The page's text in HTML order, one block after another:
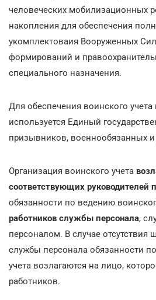
человеческих мобилизационных
накопления для обеспечения
укомплектоваия Вооруженных
формирований и
специального назначения.
Для обеспечения воинского
используется Единый
призывников, военнообязанных и
Организация воинского учета
соответствующих руководителей
обязанности по ведению
работников службы персонала,
персоналом. В случае отсутствия
службы персонала обязанности
учета возлагаются на лицо,
работников.